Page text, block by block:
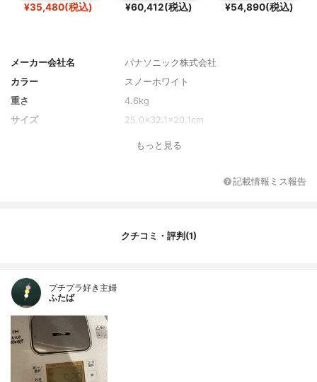
¥35,480(税込) ¥60,412(税込) ¥54,890(税込)
メーカー会社名
パナソニック株式会社
カラー
スノーホワイト
重さ
4.6kg
サイズ
25.0×32.1×20.1cm
もっと見る
記載情報ミス報告
クチコミ・評判(1)
プチプラ好き主婦
ふたば